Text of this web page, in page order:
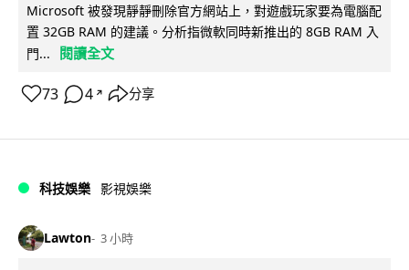
Microsoft 被發現靜靜刪除官方網站上，對遊戲玩家要為電腦配
置 32GB RAM 的建議。分析指微軟同時新推出的 8GB RAM 入
門...
閱讀全文
73 4 ↗ 分享
科技娛樂 影視娛樂
Lawton 3 小時